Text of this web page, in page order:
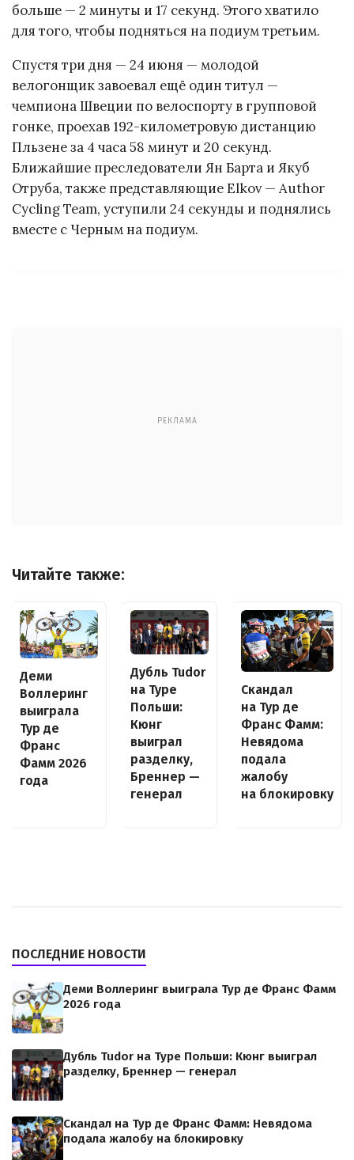
больше — 2 минуты и 17 секунд. Этого хватило
для того, чтобы подняться на подиум третьим.
Спустя три дня — 24 июня — молодой
велогонщик завоевал ещё один титул —
чемпиона Швеции по велоспорту в групповой
гонке, проехав 192-километровую дистанцию
Пльзене за 4 часа 58 минут и 20 секунд.
Ближайшие преследователи Ян Барта и Якуб
Отруба, также представляющие Elkov — Author
Cycling Team, уступили 24 секунды и поднялись
вместе с Черным на подиум.
РЕКЛАМА
Читайте также:
Деми
Воллеринг
выиграла
Тур де
Франс
Фамм 2026
года
Дубль Tudor
на Туре
Польши:
Кюнг
выиграл
разделку,
Бреннер —
генерал
Скандал
на Тур де
Франс Фамм:
Невядома
подала
жалобу
на блокировку
ПОСЛЕДНИЕ НОВОСТИ
Деми Воллеринг выиграла Тур де Франс Фамм
2026 года
Дубль Tudor на Туре Польши: Кюнг выиграл
разделку, Бреннер — генерал
Скандал на Тур де Франс Фамм: Невядома
подала жалобу на блокировку